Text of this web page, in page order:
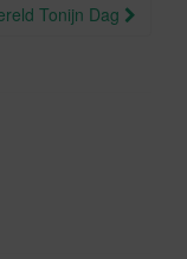
Tonijn Dag